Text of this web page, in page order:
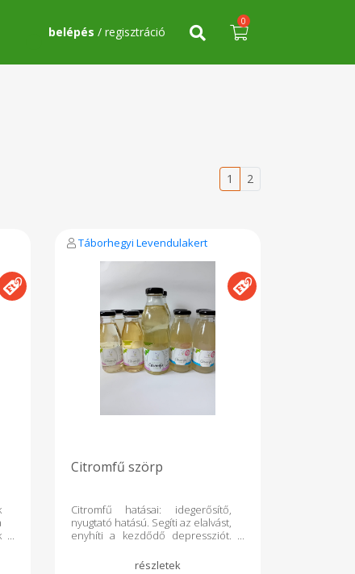
belépés / regisztráció
0
1 2
Táborhegyi Levendulakert
Citromfű szörp
Citromfű hatásai: idegerősítő,
nyugtató hatású. Segíti az elalvást,
enyhíti a kezdődő depressziót.
emésztésjavító, puffadásgátló.